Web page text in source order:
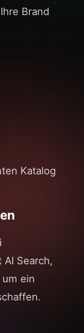
Brand
Katalog
Search,
ein